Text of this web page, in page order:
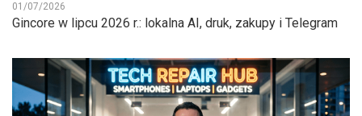
01/07/2026
Gincore w lipcu 2026 r.: lokalna AI, druk, zakupy i Telegram